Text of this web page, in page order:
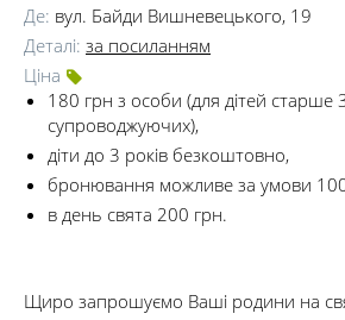
Де: вул. Байди Вишневецького, 19
Деталі: за посиланням
Ціна
180 грн з особи (для дітей старше
супроводжуючих),
діти до 3 років безкоштовно,
бронювання можливе за умови
в день свята 200 грн.
Щиро запрошуємо Ваші родини на